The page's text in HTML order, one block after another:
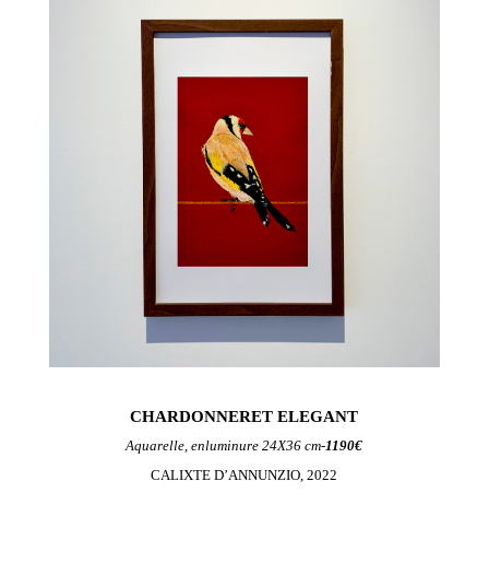
CHARDONNERET ELEGANT
Aquarelle, enluminure 24X36 cm-1190€
CALIXTE D’ANNUNZIO, 2022